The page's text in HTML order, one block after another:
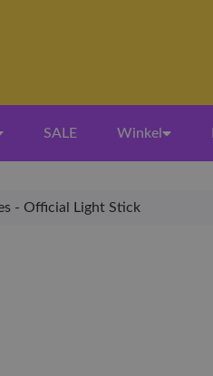
SALE Winkel
- Official Light Stick